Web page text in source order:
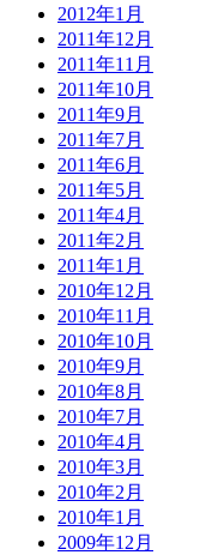
2012年1月
2011年12月
2011年11月
2011年10月
2011年9月
2011年7月
2011年6月
2011年5月
2011年4月
2011年2月
2011年1月
2010年12月
2010年11月
2010年10月
2010年9月
2010年8月
2010年7月
2010年4月
2010年3月
2010年2月
2010年1月
2009年12月